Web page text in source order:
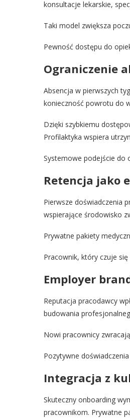
konsultacje lekarskie,
Taki model zwiększa
Pewność dostępu do
Ograniczenie
Absencja w pierwszych
konieczność powrotu do
Dzięki szybkiemu
Profilaktyka wspiera
Systemowe podejście do
Retencja jako
Pierwsze doświadczenia
wspierające środowisko
Prywatne pakiety
Pracownik, który czuje
Employer
Reputacja pracodawcy
budowania
Nowi pracownicy
Pozytywne
Integracja z
Skuteczny onboarding
pracownikom. Prywatne